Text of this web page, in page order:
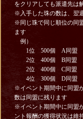
をクリアしても派遣先は
※入手した珠の数は、翌
※同じ珠で同じ順位の同
ます
例）
1位 500個 A同盟
2位 400個 B同盟
2位 400個 C同盟
4位 300個 D同盟
※イベント期間中に同盟
数は同盟に残ります
※イベント期間中に同盟
ント報酬の獲得状況は維